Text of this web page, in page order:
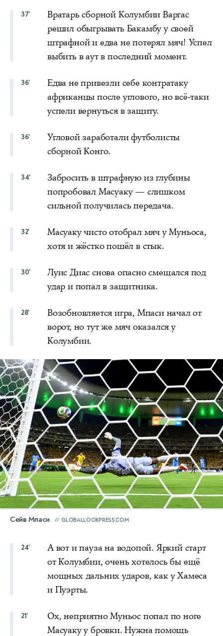
37'
Вратарь сборной Колумбии Варгас
решил обыгрывать Бакамбу у своей
штрафной и едва не потерял мяч! Успел
выбить в аут в последний момент.
36'
Едва не привезли себе контратаку
африканцы после углового, но всё-таки
успели вернуться в защиту.
36'
Угловой заработали футболисты
сборной Конго.
34'
Забросить в штрафную из глубины
попробовал Масуаку — слишком
сильной получилась передача.
32'
Масуаку чисто отобрал мяч у Муньоса,
хотя и жёстко пошёл в стык.
30'
Луис Диас снова опасно смещался под
удар и попал в защитника.
28'
Возобновляется игра, Мпаси начал от
ворот, но тут же мяч оказался у
Колумбии.
Сейв Мпаси GLOBALLOOKPRESS.COM
24'
А вот и пауза на водопой. Яркий старт
от Колумбии, очень хотелось бы ещё
мощных дальних ударов, как у Хамеса
и Пуэрты.
21'
Ох, неприятно Муньос попал по ноге
Масуаку у бровки. Нужна помощь